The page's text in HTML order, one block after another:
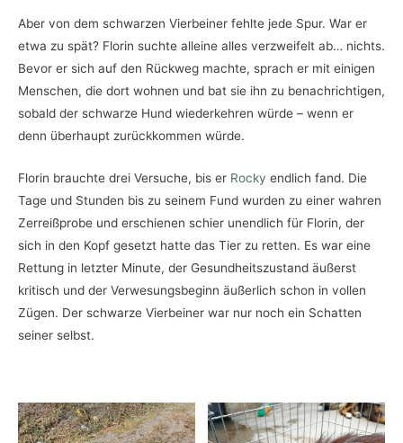
Aber von dem schwarzen Vierbeiner fehlte jede Spur. War er
etwa zu spät? Florin suchte alleine alles verzweifelt ab… nichts.
Bevor er sich auf den Rückweg machte, sprach er mit einigen
Menschen, die dort wohnen und bat sie ihn zu benachrichtigen,
sobald der schwarze Hund wiederkehren würde – wenn er
denn überhaupt zurückkommen würde.
Florin brauchte drei Versuche, bis er Rocky endlich fand. Die
Tage und Stunden bis zu seinem Fund wurden zu einer wahren
Zerreißprobe und erschienen schier unendlich für Florin, der
sich in den Kopf gesetzt hatte das Tier zu retten. Es war eine
Rettung in letzter Minute, der Gesundheitszustand äußerst
kritisch und der Verwesungsbeginn äußerlich schon in vollen
Zügen. Der schwarze Vierbeiner war nur noch ein Schatten
seiner selbst.